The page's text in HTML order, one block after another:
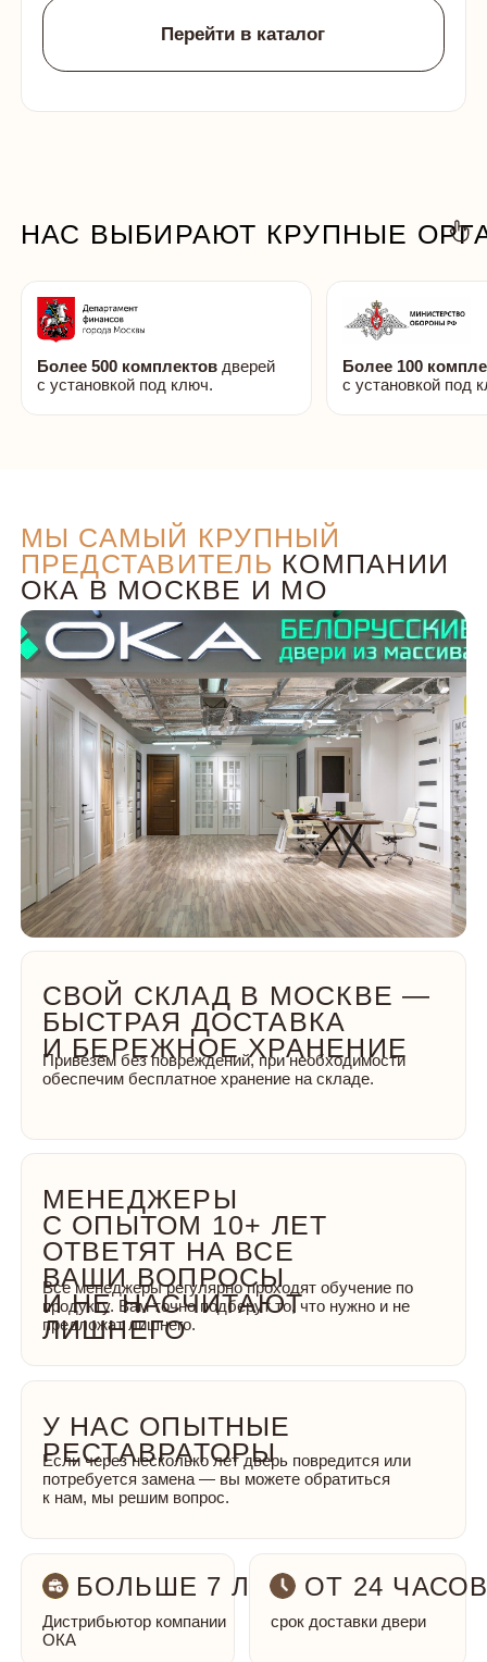
гарантии
ДО 3 ЛЕТ
довольных клиентов
БОЛЕЕ 21 000
НАШИ КОНТАКТЫ
с 10:00 до 22:00 без выходных
с 10:00 до 22:00 без выходных
Посмотреть карту
Показать карту Metromall
Показать карту «Декоратор»
ТЦ "METROMALL", 1 ЭТАЖ (М.
ВЕРХНИЕ ЛИХОБОРЫ) МОСКВА,
ДМИТРОВСКОЕ ШОССЕ, Д. 73 СТР. 1
ТЦ "ДЕКОРАТОР", 2 ЭТАЖ (М.
НИЖЕГОРОДСКАЯ) МОСКВА,
РЯЗАНСКИЙ ПРОСПЕКТ Д.2 К. 3
Официальный представитель
компании ОКА с 2019 года
zakaz@dveri-oka.ru
СВЯЗЬ С НАМИ: